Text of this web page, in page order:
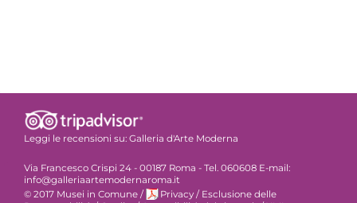
Leggi le recensioni su: Galleria d'Arte Moderna
Via Francesco Crispi 24 - 00187 Roma - Tel. 060608 E-mail:
info@galleriaartemodernaroma.it
© 2017 Musei in Comune / Privacy / Esclusione delle